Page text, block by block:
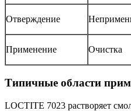
Отверждение
Применение Очистка
Типичные области
LOCTITE 7023 растворяет